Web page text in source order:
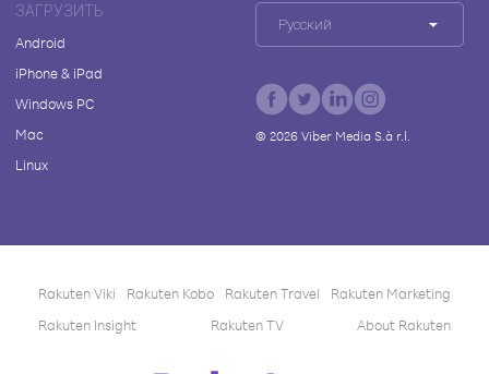
ЗАГРУЗИТЬ
Android
iPhone & iPad
Windows PC
Mac
Linux
Русский
© 2026Viber Media S.à r.l.
Rakuten Viki Rakuten Kobo Rakuten Travel
Rakuten Marketing
Rakuten Insight
Rakuten TV About Rakuten